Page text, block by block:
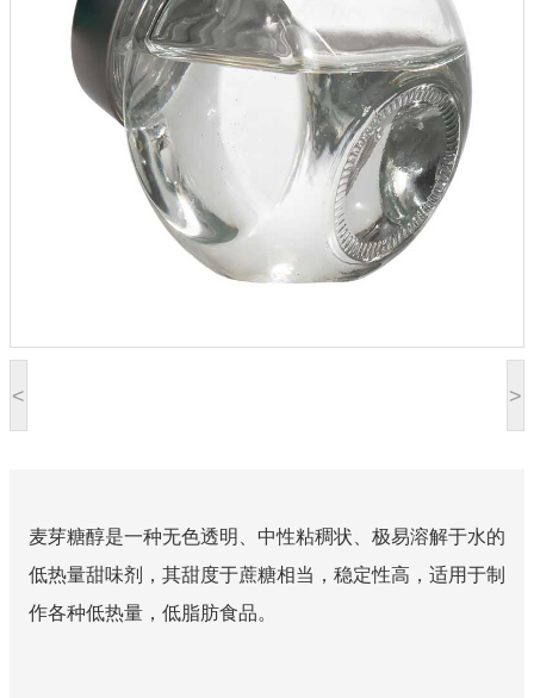
< >
麦芽糖醇是一种无色透明、中性粘稠状、极易溶解于水的
低热量甜味剂，其甜度于蔗糖相当，稳定性高，适用于制
作各种低热量，低脂肪食品。